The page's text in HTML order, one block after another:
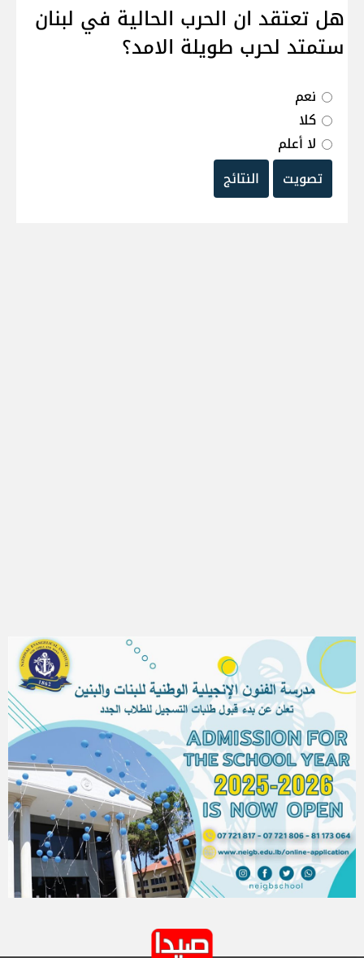
هل تعتقد ان الحرب الحالية في لبنان
ستمتد لحرب طويلة الامد؟
نعم
كلا
لا أعلم
تصويت
النتائج